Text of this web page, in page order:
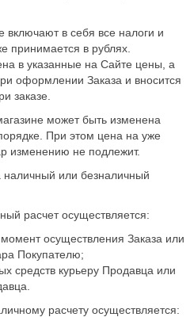
в себя все налоги и
принимается в рублях.
в указанные на Сайте цены, а
оформлении Заказа и вносится
заказе.
может быть изменена
При этом цена на уже
изменению не подлежит.
наличный или безналичный
расчет осуществляется:
осуществления Заказа или
Покупателю;
средств курьеру Продавца или
расчету осуществляется: